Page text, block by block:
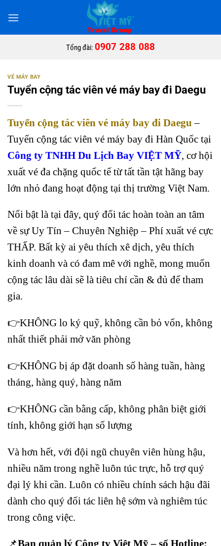
qua
Tổng đài: 0907 288 088
VÉ MÁY BAY
Tuyển cộng tác viên vé máy bay đi Daegu
Tuyển cộng tác viên vé máy bay đi Daegu –
Tuyển cộng tác viên vé máy bay đi Hàn Quốc tại
Công ty TNHH Du Lịch Bay VIỆT MỸ , cơ hội
xuất vé đa chặng quốc tế từ tất tần tật hãng bay
lớn nhỏ đang hoạt động tại thị trường Việt Nam.
Nổi bật là tại đây, quý đối tác hoàn toàn an tâm
về sự Uy Tín – Chuyên Nghiệp – Phí xuất vé cực
THẤP. Bất kỳ ai yêu thích xê dịch, yêu thích
kinh doanh và có đam mê với nghề, mong muốn
cộng tác lâu dài sẽ là tiêu chí cần & đủ để tham
gia.
👉KHÔNG lo ký quỹ, không cần bỏ vốn, không
nhất thiết phải mở văn phòng
👉KHÔNG bị áp đặt doanh số hàng tuần, hàng
tháng, hàng quý, hàng năm
👉KHÔNG cần bằng cấp, không phân biệt giới
tính, không giới hạn số lượng
Và hơn hết, với đội ngũ chuyên viên hùng hậu,
nhiều năm trong nghề luôn túc trực, hỗ trợ quý
đại lý khi cần. Luôn có nhiều chính sách hậu đãi
dành cho quý đối tác liên hệ sớm và nghiêm túc
trong công việc.
📌Ban quản lý Công ty Việt Mỹ – số Hotline: